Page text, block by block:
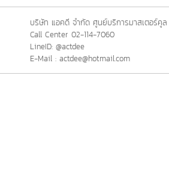
บริษัท แอคดี จำกัด ศูนย์บริการมาสเตอร์คูล
Call Center 02-114-7060
LineID: @actdee
E-Mail : actdee@hotmail.com